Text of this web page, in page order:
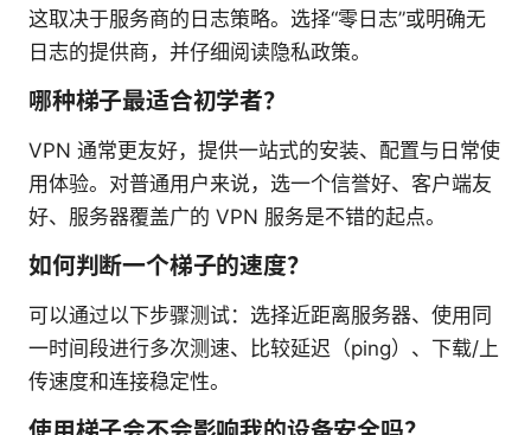
这取决于服务商的日志策略。选择“零日志”或明确无
日志的提供商，并仔细阅读隐私政策。
哪种梯子最适合初学者？
VPN 通常更友好，提供一站式的安装、配置与日常使
用体验。对普通用户来说，选一个信誉好、客户端友
好、服务器覆盖广的 VPN 服务是不错的起点。
如何判断一个梯子的速度？
可以通过以下步骤测试：选择近距离服务器、使用同
一时间段进行多次测速、比较延迟（ping）、下载/上
传速度和连接稳定性。